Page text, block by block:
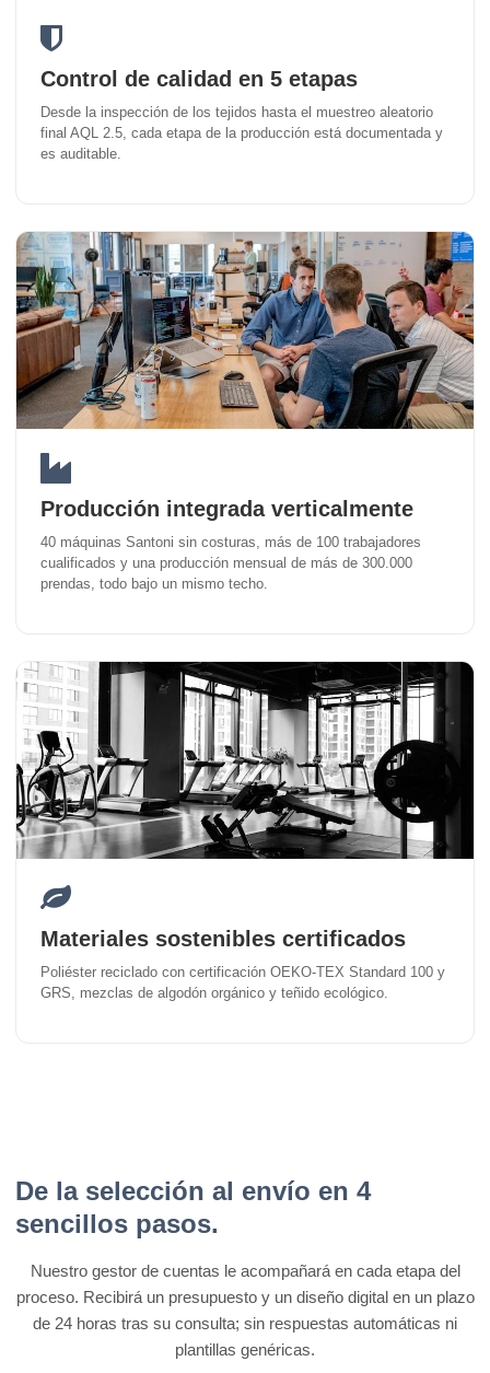
Control de calidad en 5 etapas
Desde la inspección de los tejidos hasta el muestreo aleatorio
final AQL 2.5, cada etapa de la producción está documentada y
es auditable.
Producción integrada verticalmente
40 máquinas Santoni sin costuras, más de 100 trabajadores
cualificados y una producción mensual de más de 300.000
prendas, todo bajo un mismo techo.
Materiales sostenibles certificados
Poliéster reciclado con certificación OEKO-TEX Standard 100 y
GRS, mezclas de algodón orgánico y teñido ecológico.
De la selección al envío en 4
sencillos pasos.
Nuestro gestor de cuentas le acompañará en cada etapa del
proceso. Recibirá un presupuesto y un diseño digital en un plazo
de 24 horas tras su consulta; sin respuestas automáticas ni
plantillas genéricas.